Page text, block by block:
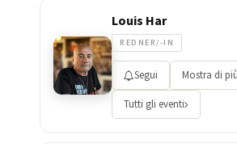
Louis Har
REDNER/-IN
Segui Mostra di più
Tutti gli eventi